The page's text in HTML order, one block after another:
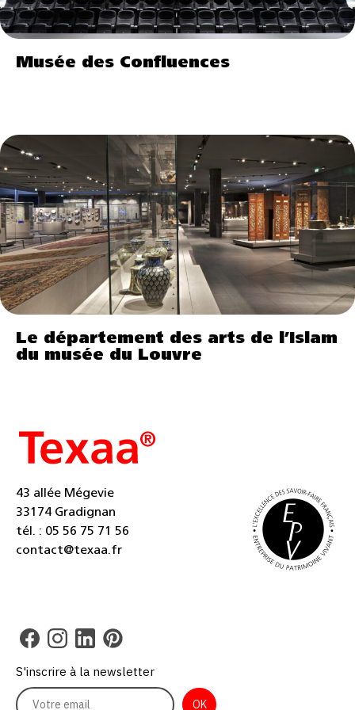
Musée des Confluences
Le département des arts de l’Islam
du musée du Louvre
43 allée Mégevie
33174 Gradignan
tél. : 05 56 75 71 56
contact@texaa.fr
S'inscrire à la newsletter